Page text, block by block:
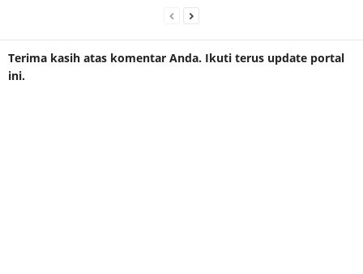
Terima kasih atas komentar Anda. Ikuti terus update portal
ini.